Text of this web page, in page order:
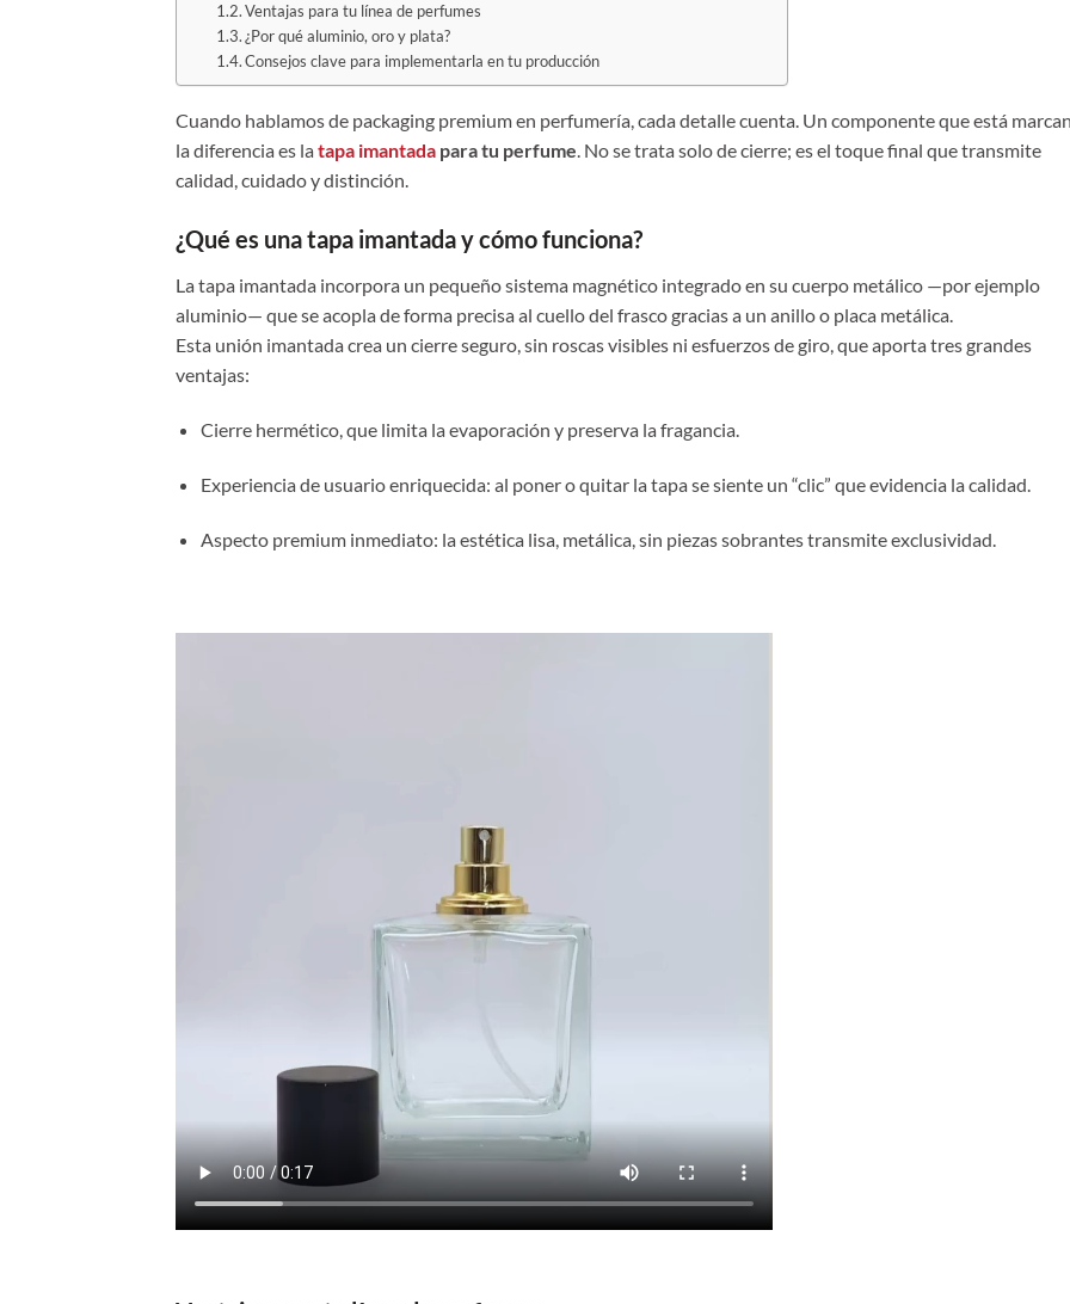
Ventajas para tu línea de perfumes
¿Por qué aluminio, oro y plata?
Consejos clave para implementarla en tu producción
Cuando hablamos de packaging premium en perfumería, cada detalle cuenta. Un componente que está
la diferencia es latapa imantada para tu perfume. No se trata solo de cierre; es el toque final que transmite
calidad, cuidado y distinción.
¿Qué es una tapa imantada y cómo funciona?
La tapa imantada incorpora un pequeño sistema magnético integrado en su cuerpo metálico —por ejemplo
aluminio— que se acopla de forma precisa al cuello del frasco gracias a un anillo o placa metálica.
Esta unión imantada crea un cierre seguro, sin roscas visibles ni esfuerzos de giro, que aporta tres grandes
ventajas:
Cierre hermético, que limita la evaporación y preserva la fragancia.
Experiencia de usuario enriquecida: al poner o quitar la tapa se siente un “clic” que evidencia la calidad.
Aspecto premium inmediato: la estética lisa, metálica, sin piezas sobrantes transmite exclusividad.